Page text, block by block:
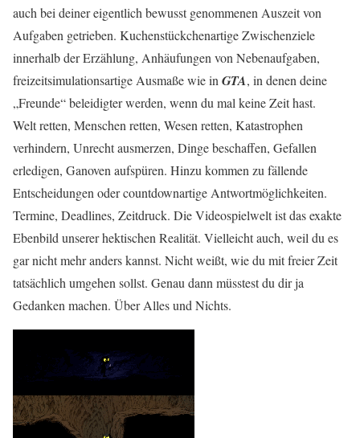
auch bei deiner eigentlich bewusst genommenen Auszeit von
Aufgaben getrieben. Kuchenstückchenartige Zwischenziele
innerhalb der Erzählung, Anhäufungen von Nebenaufgaben,
freizeitsimulationsartige Ausmaße wie in GTA, in denen deine
„Freunde“ beleidigter werden, wenn du mal keine Zeit hast.
Welt retten, Menschen retten, Wesen retten, Katastrophen
verhindern, Unrecht ausmerzen, Dinge beschaffen, Gefallen
erledigen, Ganoven aufspüren. Hinzu kommen zu fällende
Entscheidungen oder countdownartige Antwortmöglichkeiten.
Termine, Deadlines, Zeitdruck. Die Videospielwelt ist das exakte
Ebenbild unserer hektischen Realität. Vielleicht auch, weil du es
gar nicht mehr anders kannst. Nicht weißt, wie du mit freier Zeit
tatsächlich umgehen sollst. Genau dann müsstest du dir ja
Gedanken machen. Über Alles und Nichts.